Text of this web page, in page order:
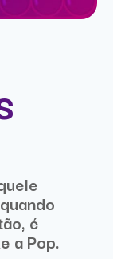
é
a Pop.